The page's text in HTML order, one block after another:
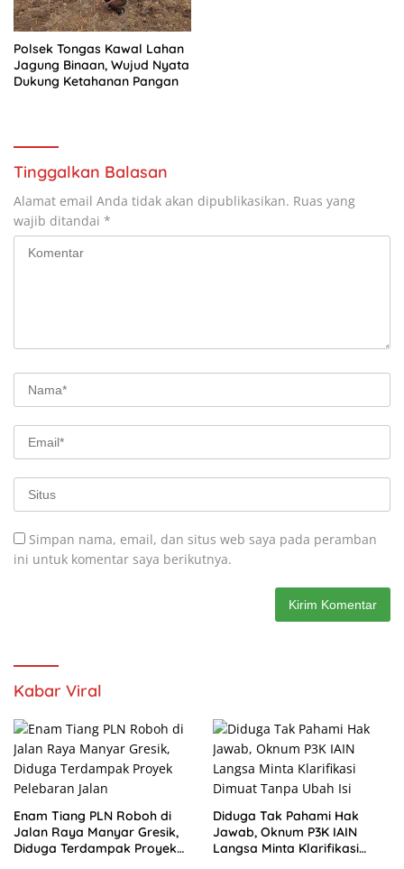
Polsek Tongas Kawal Lahan
Jagung Binaan, Wujud Nyata
Dukung Ketahanan Pangan
Tinggalkan Balasan
Alamat email Anda tidak akan dipublikasikan. Ruas yang
wajib ditandai *
Simpan nama, email, dan situs web saya pada peramban
ini untuk komentar saya berikutnya.
Kabar Viral
Enam Tiang PLN Roboh di
Jalan Raya Manyar Gresik,
Diduga Terdampak Proyek
Diduga Tak Pahami Hak
Jawab, Oknum P3K IAIN
Langsa Minta Klarifikasi